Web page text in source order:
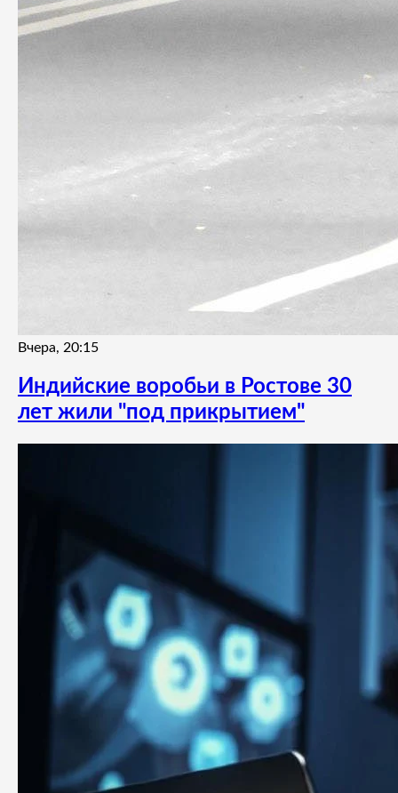
Вчера, 20:15
Индийские воробьи в Ростове 30
лет жили "под прикрытием"